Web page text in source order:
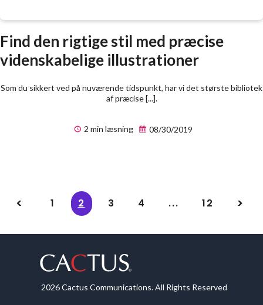
Find den rigtige stil med præcise
videnskabelige illustrationer
Som du sikkert ved på nuværende tidspunkt, har vi det største bibliotek
af præcise [...].
2 min læsning 08/30/2019
1 2 3 4 ... 12
2026 Cactus Communications. All Rights Reserved